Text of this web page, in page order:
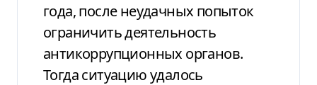
года, после неудачных попыток
ограничить деятельность
антикоррупционных органов.
Тогда ситуацию удалось